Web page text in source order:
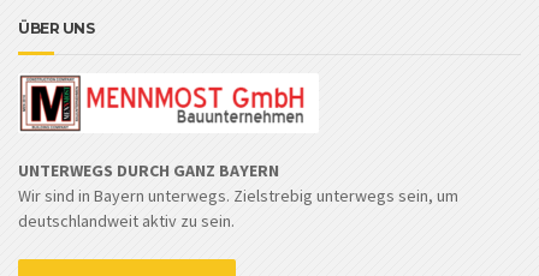
ÜBER UNS
UNTERWEGS DURCH GANZ BAYERN
Wir sind in Bayern unterwegs. Zielstrebig unterwegs sein, um
deutschlandweit aktiv zu sein.